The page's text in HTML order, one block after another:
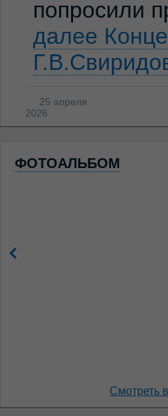
попросили
далее
25 апреля
2026
ФОТОАЛЬБОМ
Смотреть